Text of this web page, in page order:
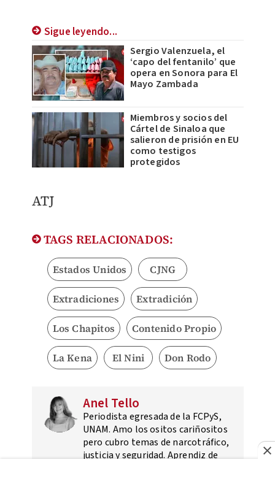
Sigue leyendo...
Sergio Valenzuela, el
‘capo del fentanilo’ que
opera en Sonora para El
Mayo Zambada
Miembros y socios del
Cártel de Sinaloa que
salieron de prisión en EU
como testigos
protegidos
ATJ
TAGS RELACIONADOS:
Estados Unidos CJNG
Extradiciones Extradición
Los Chapitos Contenido Propio
La Kena El Nini Don Rodo
Anel Tello
Periodista egresada de la FCPyS,
UNAM. Amo los ositos cariñositos
pero cubro temas de narcotráfico,
justicia y seguridad. Aprendiz de